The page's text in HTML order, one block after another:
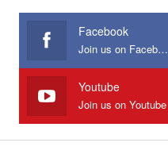
Facebook
Join us on Facebook
Youtube
Join us on Youtube